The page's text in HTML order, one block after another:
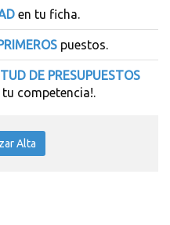
en tu ficha.
puestos.
DE PRESUPUESTOS
tu competencia!.
Alta